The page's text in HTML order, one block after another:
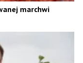
marchwi